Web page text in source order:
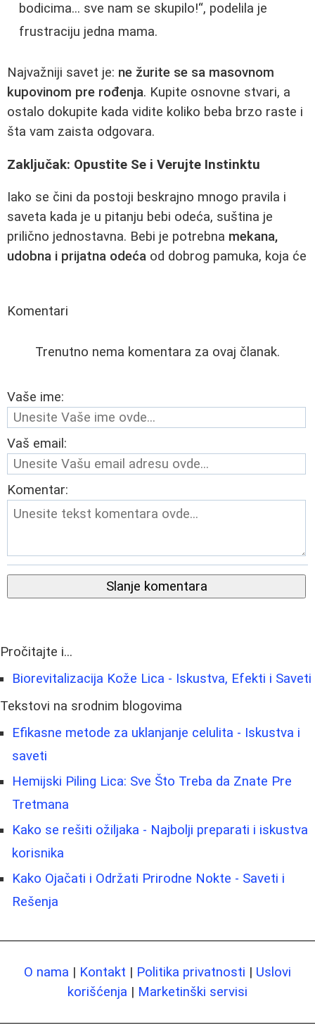
bodicima... sve nam se skupilo!“, podelila je
frustraciju jedna mama.
Najvažniji savet je: ne žurite se sa masovnom
kupovinom pre rođenja. Kupite osnovne stvari, a
ostalo dokupite kada vidite koliko beba brzo raste i
šta vam zaista odgovara.
Zaključak: Opustite Se i Verujte Instinktu
Iako se čini da postoji beskrajno mnogo pravila i
saveta kada je u pitanju bebi odeća, suština je
prilično jednostavna. Bebi je potrebna mekana,
udobna i prijatna odeća od dobrog pamuka, koja će
Komentari
Trenutno nema komentara za ovaj članak.
Vaše ime:
Vaš email:
Komentar:
Slanje komentara
Pročitajte i...
Biorevitalizacija Kože Lica - Iskustva, Efekti i Saveti
Tekstovi na srodnim blogovima
Efikasne metode za uklanjanje celulita - Iskustva i
saveti
Hemijski Piling Lica: Sve Što Treba da Znate Pre
Tretmana
Kako se rešiti ožiljaka - Najbolji preparati i iskustva
korisnika
Kako Ojačati i Održati Prirodne Nokte - Saveti i
Rešenja
O nama | Kontakt | Politika privatnosti | Uslovi
korišćenja | Marketinški servisi